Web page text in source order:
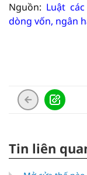
Nguồn: Luật
dòng vốn, ngân
Tin liên